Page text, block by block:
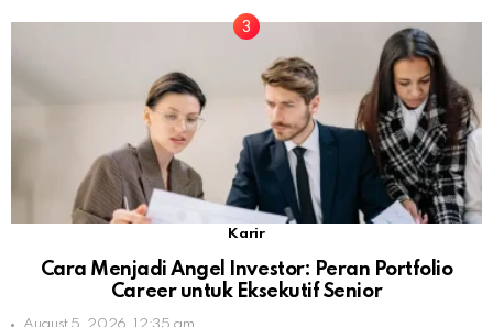
Karir
Cara Menjadi Angel Investor: Peran Portfolio
Career untuk Eksekutif Senior